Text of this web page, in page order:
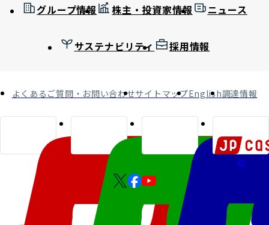
グループ情報 株主・投資家情報 ニュース
サステナビリティ 採用情報
よくあるご質問・お問い合わせサイトマップEnglish調達情報